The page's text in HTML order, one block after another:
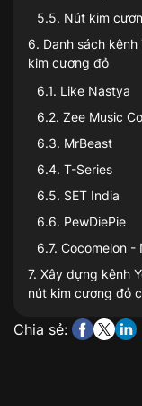
5.5. Nút kim
6. Danh sách
kim cương đỏ
6.1. Like Nastya
6.2. Zee Music
6.3. MrBeast
6.4. T-Series
6.5. SET India
6.6. PewDiePie
6.7. Cocomelon -
7. Xây dựng kênh
nút kim cương đỏ
Chia sẻ: